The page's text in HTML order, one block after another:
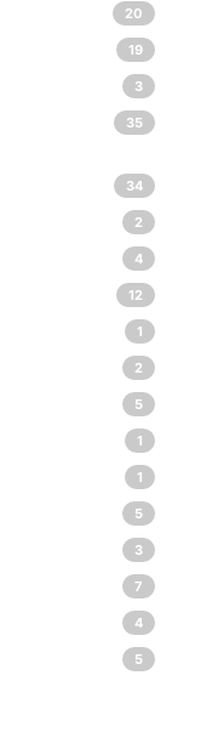
20
19
3
35
34
2
4
12
1
2
5
1
1
5
3
7
4
5